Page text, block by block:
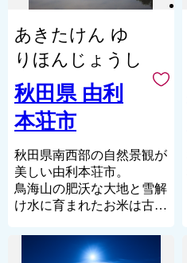
あきたけん ゆ
りほんじょうし
秋田県 由利
本荘市
秋田県南西部の自然景観が
美しい由利本荘市。
鳥海山の肥沃な大地と雪解
け水に育まれたお米は古く
ころならではの美味しい地
酒も揃います。